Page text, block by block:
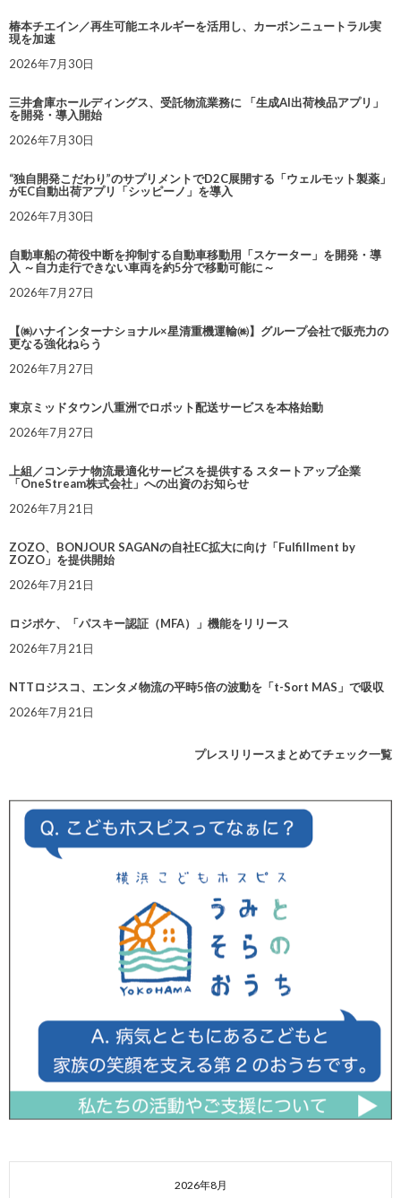
椿本チエイン／再生可能エネルギーを活用し、カーボンニュートラル実
現を加速
2026年7月30日
三井倉庫ホールディングス、受託物流業務に 「生成AI出荷検品アプリ」
を開発・導入開始
2026年7月30日
“独自開発こだわり”のサプリメントでD2C展開する「ウェルモット製薬」
がEC自動出荷アプリ「シッピーノ」を導入
2026年7月30日
自動車船の荷役中断を抑制する自動車移動用「スケーター」を開発・導
入 ～自力走行できない車両を約5分で移動可能に～
2026年7月27日
【㈱ハナインターナショナル×星清重機運輸㈱】グループ会社で販売力の
更なる強化ねらう
2026年7月27日
東京ミッドタウン八重洲でロボット配送サービスを本格始動
2026年7月27日
上組／コンテナ物流最適化サービスを提供する スタートアップ企業
「OneStream株式会社」への出資のお知らせ
2026年7月21日
ZOZO、BONJOUR SAGANの自社EC拡大に向け「Fulfillment by
ZOZO」を提供開始
2026年7月21日
ロジポケ、「パスキー認証（MFA）」機能をリリース
2026年7月21日
NTTロジスコ、エンタメ物流の平時5倍の波動を「t-Sort MAS」で吸収
2026年7月21日
プレスリリースまとめてチェック一覧
2026年8月